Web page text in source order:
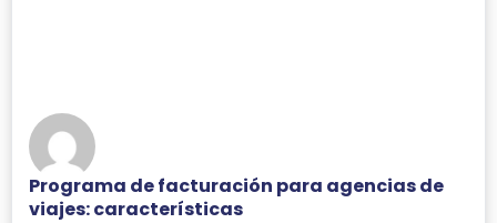
Programa de facturación para agencias de
viajes: características